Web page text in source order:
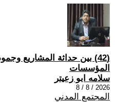
(42) بين حداثة المشاريع
المؤسسات
سلامه ابو زعيتر
2026 / 8 / 8
المجتمع المدني